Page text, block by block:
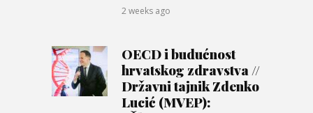
2 weeks ago
OECD i budućnost
hrvatskog zdravstva //
Državni tajnik Zdenko
Lucić (MVEP):